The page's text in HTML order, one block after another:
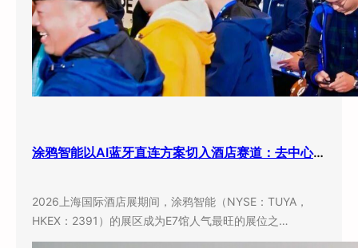
涂鸦智能以AI蓝牙直连方案切入酒店赛道：去中心化架构破解智能化改造三大痛点
2026上海国际酒店展期间，涂鸦智能（NYSE：TUYA，
HKEX：2391）的展区成为E7馆人气最旺的展位之…